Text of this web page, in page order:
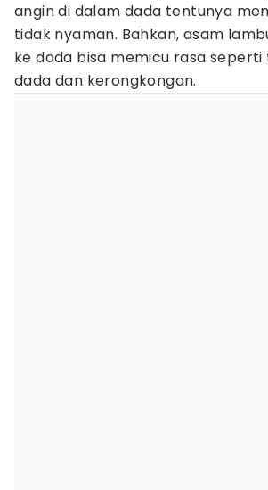
angin di dalam dada tentunya
tidak nyaman. Bahkan, asam
ke dada bisa memicu rasa
dada dan kerongkongan.